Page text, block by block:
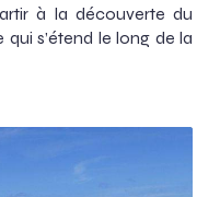
à la découverte du
s’étend le long de la